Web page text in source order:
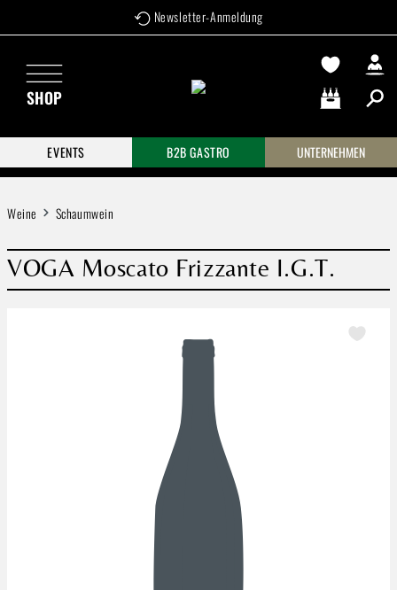
Zum Hauptinhalt springen Newsletter-Anmeldung
SHOP
Warenkorb
EVENTS
B2B GASTRO UNTERNEHMEN
Weine Schaumwein
VOGA Moscato Frizzante I.G.T.